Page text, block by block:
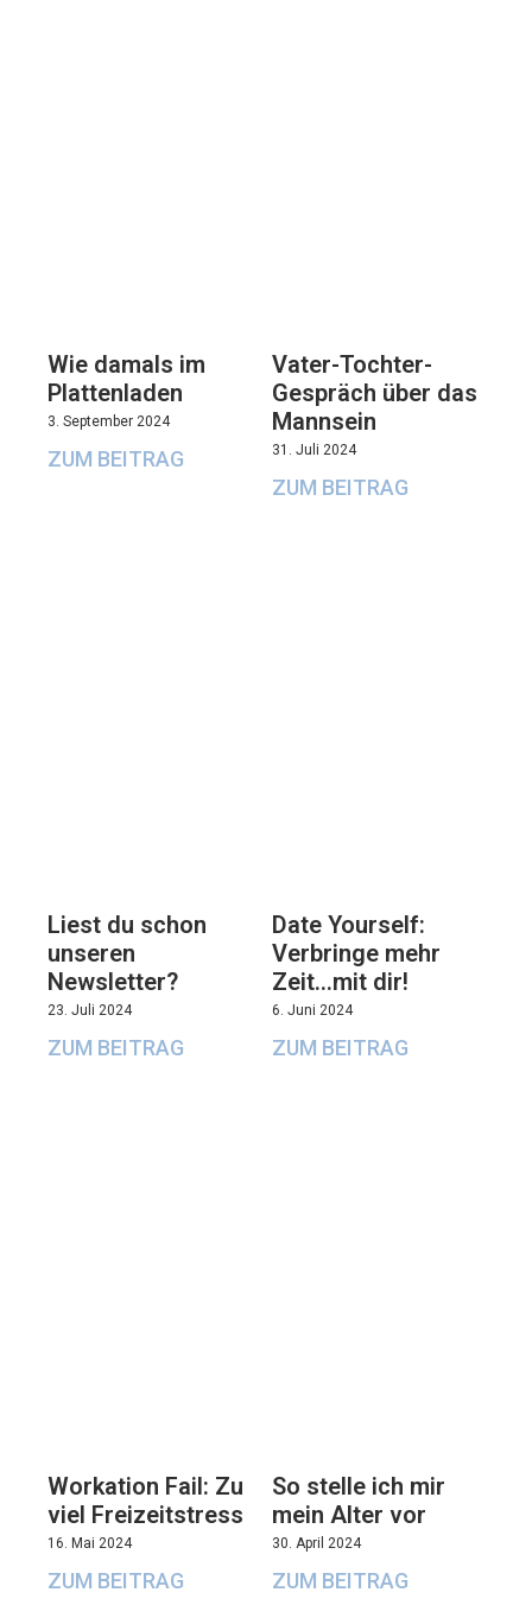
Wie damals im
Plattenladen
3. September 2024
ZUM BEITRAG
Vater-Tochter-
Gespräch über das
Mannsein
31. Juli 2024
ZUM BEITRAG
Liest du schon
unseren
Newsletter?
23. Juli 2024
ZUM BEITRAG
Date Yourself:
Verbringe mehr
Zeit…mit dir!
6. Juni 2024
ZUM BEITRAG
Workation Fail: Zu
viel Freizeitstress
16. Mai 2024
ZUM BEITRAG
So stelle ich mir
mein Alter vor
30. April 2024
ZUM BEITRAG